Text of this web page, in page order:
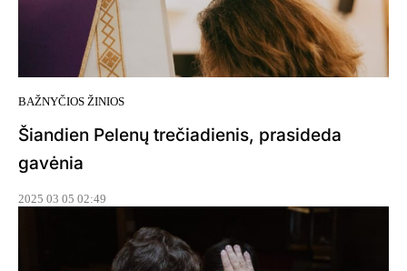
BAŽNYČIOS ŽINIOS
Šiandien Pelenų trečiadienis, prasideda
gavėnia
2025 03 05 02:49